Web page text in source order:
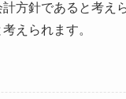
方針であると考え
えられます。